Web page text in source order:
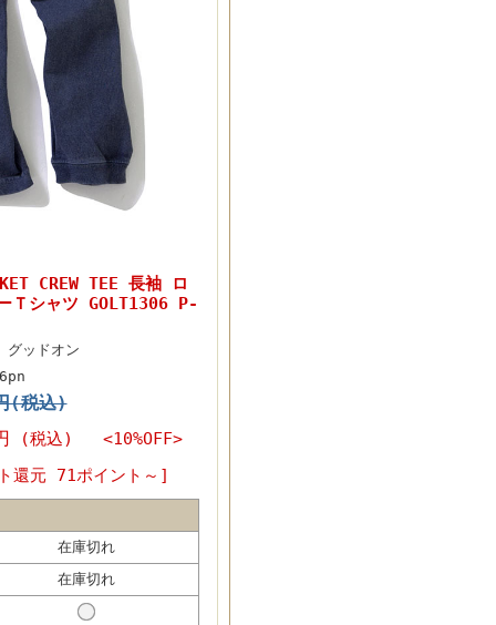
CREW TEE 長袖 ロ
Ｔシャツ GOLT1306 P-
ッドオン
(税込)
(税込) <10%OFF>
還元 71ポイント～]
在庫切れ
在庫切れ